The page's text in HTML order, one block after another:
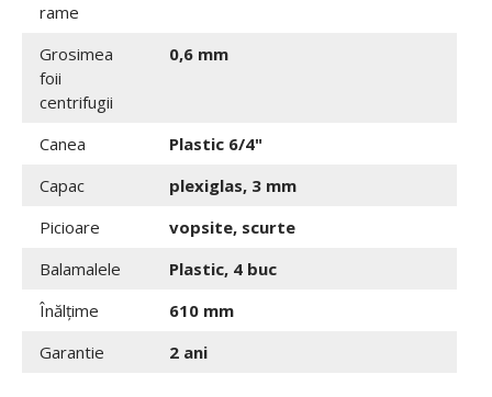
rame
Grosimea
foii
centrifugii
0,6 mm
Canea
Plastic 6/4"
Capac
plexiglas, 3 mm
Picioare
vopsite, scurte
Balamalele
Plastic, 4 buc
Înălțime
610 mm
Garantie
2 ani